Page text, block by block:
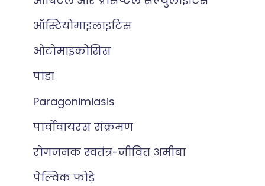
ऑस्टियोमाइलाइटिस
ओटोमाइकोसिस
पांडा
Paragonimiasis
पार्वोवायरस संक्रमण
रोगजनक स्वतंत्र-जीवित अमीबा
पेल्विक फोड़े